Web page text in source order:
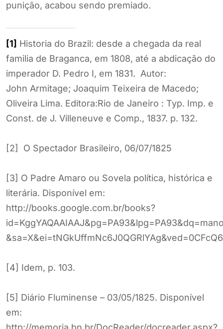
punição, acabou sendo premiado.
[1] Historia do Brazil: desde a chegada da real
familia de Braganca, em 1808, até a abdicação do
imperador D. Pedro I, em 1831. Autor:
John Armitage; Joaquim Teixeira de Macedo;
Oliveira Lima. Editora:Rio de Janeiro : Typ. Imp. e
Const. de J. Villeneuve e Comp., 1837. p. 132.
[2] O Spectador Brasileiro, 06/07/1825
[3] O Padre Amaro ou Sovela política, histórica e
literária. Disponível em:
http://books.google.com.br/books?
[4] Idem, p. 103.
[5] Diário Fluminense – 03/05/1825. Disponível
em: